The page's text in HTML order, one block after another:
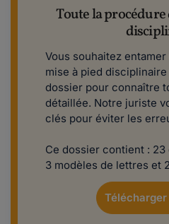
Toute la
Vous souhaitez
mise à pied
dossier pour connaître
détaillée. Notre juriste
clés pour éviter les
Ce dossier contient :
3 modèles de lettres et